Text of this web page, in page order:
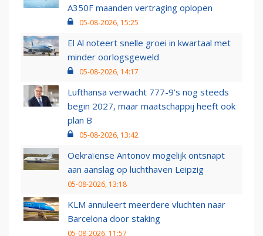
A350F maanden vertraging oplopen
05-08-2026, 15:25
El Al noteert snelle groei in kwartaal met
minder oorlogsgeweld
05-08-2026, 14:17
Lufthansa verwacht 777-9’s nog steeds
begin 2027, maar maatschappij heeft ook
plan B
05-08-2026, 13:42
Oekraïense Antonov mogelijk ontsnapt
aan aanslag op luchthaven Leipzig
05-08-2026, 13:18
KLM annuleert meerdere vluchten naar
Barcelona door staking
05-08-2026, 11:57